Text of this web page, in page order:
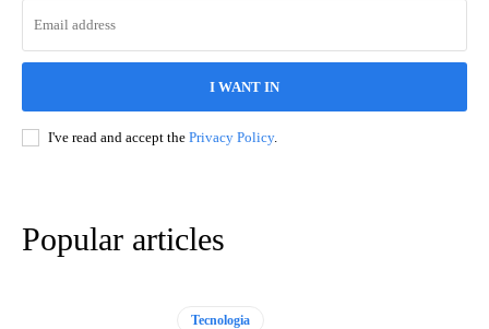
I WANT IN
I've read and accept the Privacy Policy.
Popular articles
Tecnologia